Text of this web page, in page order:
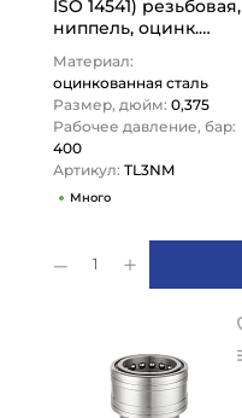
ISO 14541) резьбовая,
ниппель, оцинк.
TITAN…
Материал:
оцинкованная сталь
Размер, дюйм: 0,375
Рабочее давление, бар:
400
Артикул: TL3NM
Много
1